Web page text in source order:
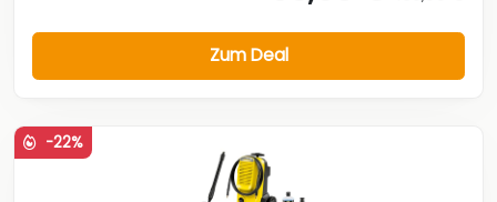
Zum Deal
-22%